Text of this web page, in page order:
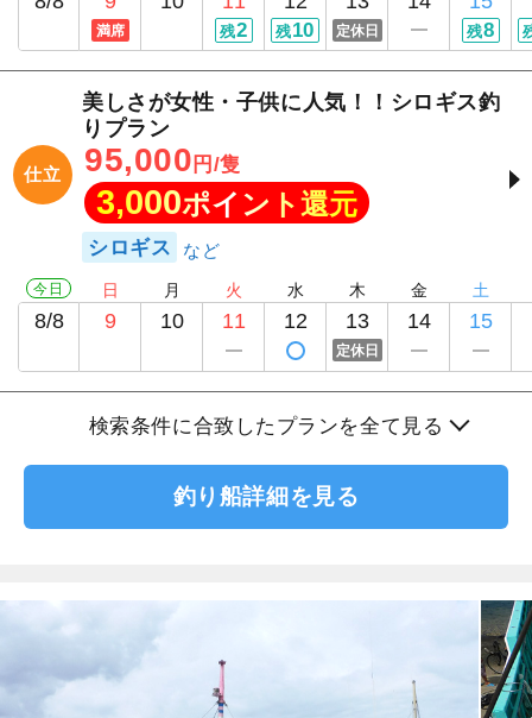
満席 残2 残10 定休日 残8
仕立
美しさが女性・子供に人気！！シロギス釣
りプラン
95,000 円/隻
3,000ポイント還元
シロギス
今日
8/8
日
9
月
10
火
11
水
12
木
13
定休日
金
14
土
15
検索条件に合致したプランを全て見る
釣り船詳細を見る